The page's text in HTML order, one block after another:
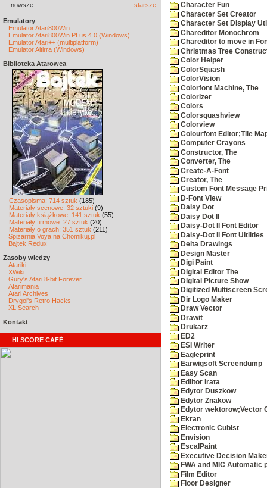
nowsze starsze
Emulatory
Emulator Atari800Win
Emulator Atari800Win PLus 4.0 (Windows)
Emulator Atari++ (multiplatform)
Emulator Altirra (Windows)
Biblioteka Atarowca
Czasopisma: 714 sztuk (185)
Materiały scenowe: 32 sztuki (9)
Materiały książkowe: 141 sztuk (55)
Materiały firmowe: 27 sztuk (20)
Materiały o grach: 351 sztuk (211)
Spiżarnia Voya na Chomikuj.pl
Bajtek Redux
Zasoby wiedzy
Atariki
XWiki
Gury's Atari 8-bit Forever
Atarimania
Atari Archives
Drygol's Retro Hacks
XL Search
Kontakt
HI SCORE CAFÉ
Character Fun
Character Set Creator
Character Set Display
Chareditor Monochrom
Chareditor to move in
Christmas Tree
Color Helper
ColorSquash
ColorVision
Colorfont Machine, The
Colorizer
Colors
Colorsquashview
Colorview
Colourfont Editor;Tile
Computer Crayons
Constructor, The
Converter, The
Create-A-Font
Creator, The
Custom Font Message
D-Font View
Daisy Dot
Daisy Dot II
Daisy-Dot II Font Editor
Daisy-Dot II Font Ultlities
Delta Drawings
Design Master
Digi Paint
Digital Editor The
Digital Picture Show
Digitized Multiscreen
Dir Logo Maker
Draw Vector
Drawit
Drukarz
ED2
ESI Writer
Eagleprint
Earwigsoft Screendump
Easy Scan
Ediitor Irata
Edytor Duszkow
Edytor Znakow
Edytor wektorow;Vector
Ekran
Electronic Cubist
Envision
EscalPaint
Executive Decision
FWA and MIC
Film Editor
Floor Designer